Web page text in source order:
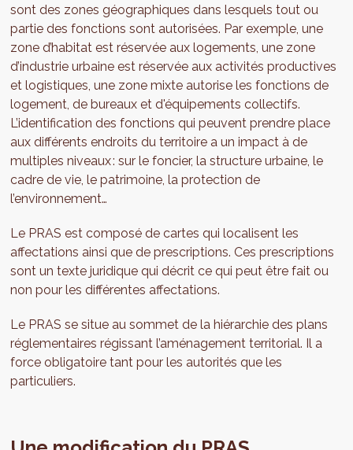
sont des zones géographiques dans lesquels tout ou
partie des fonctions sont autorisées. Par exemple, une
zone d’habitat est réservée aux logements, une zone
d’industrie urbaine est réservée aux activités productives
et logistiques, une zone mixte autorise les fonctions de
logement, de bureaux et d'équipements collectifs.
L’identification des fonctions qui peuvent prendre place
aux différents endroits du territoire a un impact à de
multiples niveaux : sur le foncier, la structure urbaine, le
cadre de vie, le patrimoine, la protection de
l’environnement…
Le PRAS est composé de cartes qui localisent les
affectations ainsi que de prescriptions. Ces prescriptions
sont un texte juridique qui décrit ce qui peut être fait ou
non pour les différentes affectations.
Le PRAS se situe au sommet de la hiérarchie des plans
réglementaires régissant l’aménagement territorial. Il a
force obligatoire tant pour les autorités que les
particuliers.